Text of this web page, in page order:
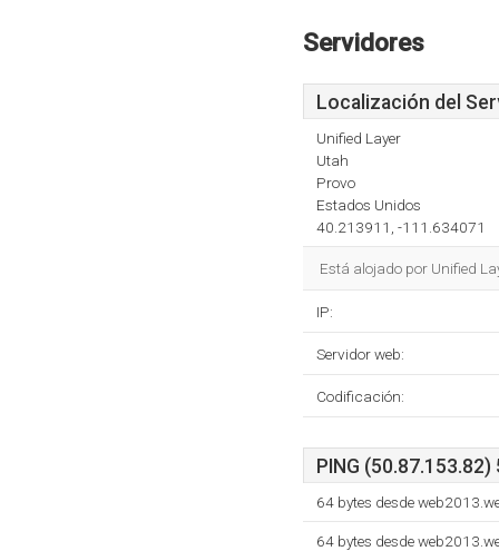
Servidores
Localización del
Unified Layer
Utah
Provo
Estados Unidos
40.213911, -111.634071
Está alojado por Unified
IP:
Servidor web:
Codificación:
PING
64 bytes desde
64 bytes desde